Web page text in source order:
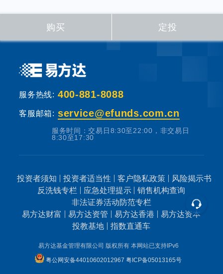
险承受能力和基金的风险等级进行划分，并提
金风险特征的表述与基金销售机构对基金的风
险评级可能不一致，您在做出投资决策之前，
产品资料概要等产品法律文件和本风险揭示
根据自身的投资目的、投资期限、投资经验、
资产状况等因素充分考虑自身的风险承受能
力，在了解产品情况及销售适当性意见的基础
上，理性判断并谨慎做出投资决策。
根据有关法律法规，基金管理人易方达基金管
购买 定投
服务热线: 400-881-8088
客服邮箱: service@efunds.com.cn
服务时间：交易日8:30至22:00，非交易日
8:30至17:30
投资者须知 投资者适当性 客户隐私政策
风险揭示书
反洗钱专栏
应急处理提示
销售机构查询
非法证券活动防范专栏
易方达财富
易方达资管 易方达香港
易方达资本
投教基地
指数直通车
易方达基金管理有限公司 版权所有 本网站已支持IPv6
粤公网安备44010602012967粤ICP备05013165号